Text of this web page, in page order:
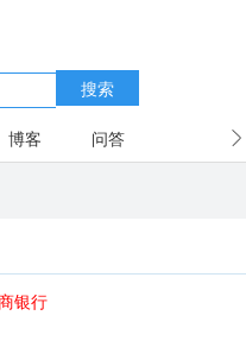
搜索
博客 问答
银行